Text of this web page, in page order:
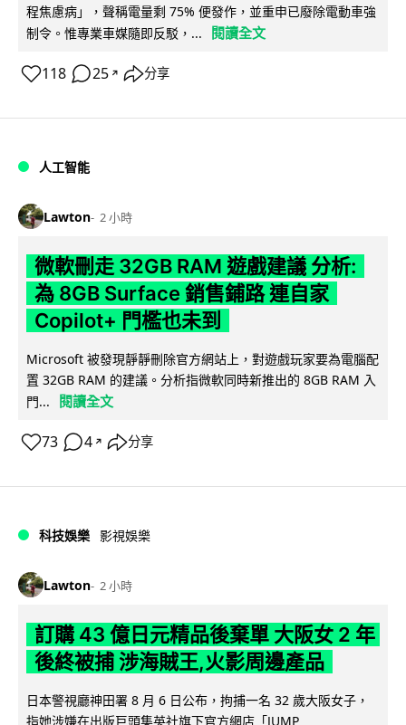
程焦慮病」，聲稱電量剩 75% 便發作，並重申已廢除電動車強
制令。惟專業車媒隨即反駁，...
閱讀全文
118 25 ↗ 分享
人工智能
Lawton 2 小時
微軟刪走 32GB RAM 遊戲建議 分析:
為 8GB Surface 銷售鋪路 連自家
Copilot+ 門檻也未到
Microsoft 被發現靜靜刪除官方網站上，對遊戲玩家要為電腦配
置 32GB RAM 的建議。分析指微軟同時新推出的 8GB RAM 入
門...
閱讀全文
73 4 ↗ 分享
科技娛樂 影視娛樂
Lawton 2 小時
訂購 43 億日元精品後棄單 大阪女 2 年
後終被捕 涉海賊王,火影周邊產品
日本警視廳神田署 8 月 6 日公布，拘捕一名 32 歲大阪女子，
指她涉嫌在出版巨頭集英社旗下官方網店「JUMP